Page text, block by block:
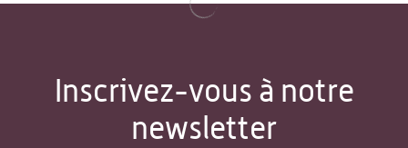
Inscrivez-vous à notre
newsletter